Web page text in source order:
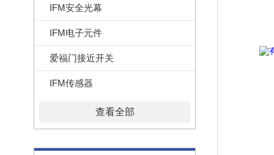
IFM安全光幕
IFM电子元件
爱福门接近开关
IFM传感器
查看全部